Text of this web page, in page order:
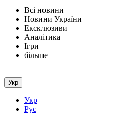
Всі новини
Новини України
Ексклюзиви
Аналітика
Ігри
більше
Укр
Укр
Рус